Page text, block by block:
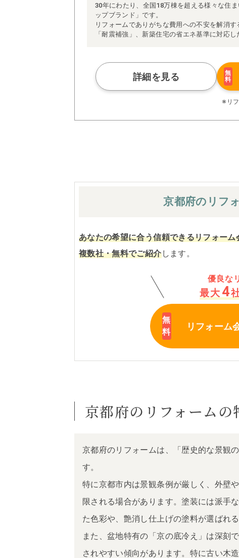
30年にわたり、全国18万棟を超える様々な住
ップブランド」です。
リフォームでありがちな費用への不安を解消
「耐震補強」、新築住宅の省エネ基準に対応
られた充実の施工マニュアルや検査体制によ
さらに、住友不動産のリフォームならではの
ぜひ、あなたの大切なお住まいの再生を私たち
※お客様のご要望による工事内容変更がない
詳細を見る
無
料
※リ
京都府の リフ
あなたの希望に合う信頼できるリフォーム
複数社・無料でご紹介します。
優良な
最大 4
リフォーム
京都府のリフォームの
京都府のリフォームは、「歴史的な景観
す。
特に京都市内は景観条例が厳しく、外壁
限される場合があります。塗装には派手
た色彩や、艶消し仕上げの塗料が選ばれ
また、盆地特有の「京の底冷え」は深刻
されやすい傾向があります。特に古い木